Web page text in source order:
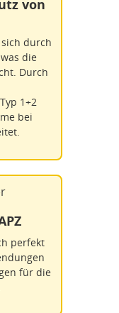
von
sich durch
die
Durch
1+2
bei
perfekt
für die